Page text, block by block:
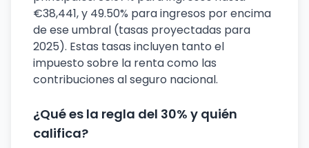
€38,441, y 49.50% para ingresos por encima
de ese umbral (tasas proyectadas para
2025). Estas tasas incluyen tanto el
impuesto sobre la renta como las
contribuciones al seguro nacional.
¿Qué es la regla del 30% y quién
califica?